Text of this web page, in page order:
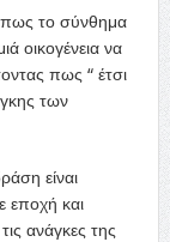
πως το σύνθημα
οικογένεια να
πως “ έτσι
των
είναι
εποχή και
ανάγκες της